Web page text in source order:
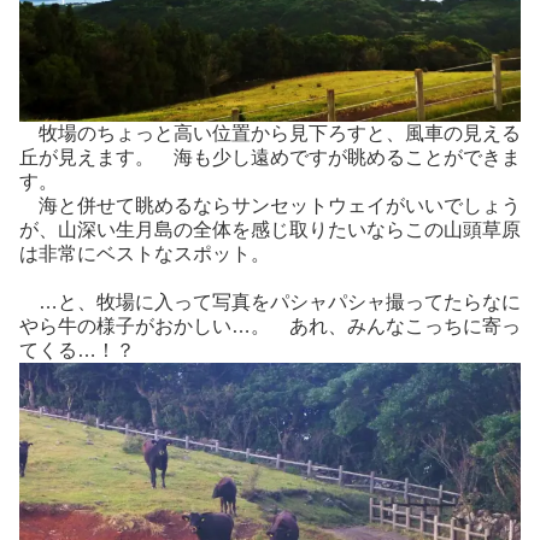
牧場のちょっと高い位置から見下ろすと、風車の見える
丘が見えます。 海も少し遠めですが眺めることができま
す。
海と併せて眺めるならサンセットウェイがいいでしょう
が、山深い生月島の全体を感じ取りたいならこの山頭草原
は非常にベストなスポット。
…と、牧場に入って写真をパシャパシャ撮ってたらなに
やら牛の様子がおかしい…。 あれ、みんなこっちに寄っ
てくる…！？